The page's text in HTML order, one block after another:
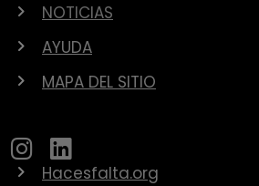
NOTICIAS
AYUDA
MAPA DEL SITIO
Hacesfalta.org